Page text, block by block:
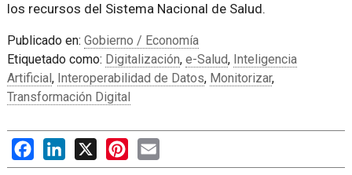
los recursos del Sistema Nacional de Salud.
Publicado en: Gobierno / Economía
Etiquetado como: Digitalización, e-Salud, Inteligencia
Artificial, Interoperabilidad de Datos, Monitorizar,
Transformación Digital
FacebookLinkedIn
X PinterestEmail